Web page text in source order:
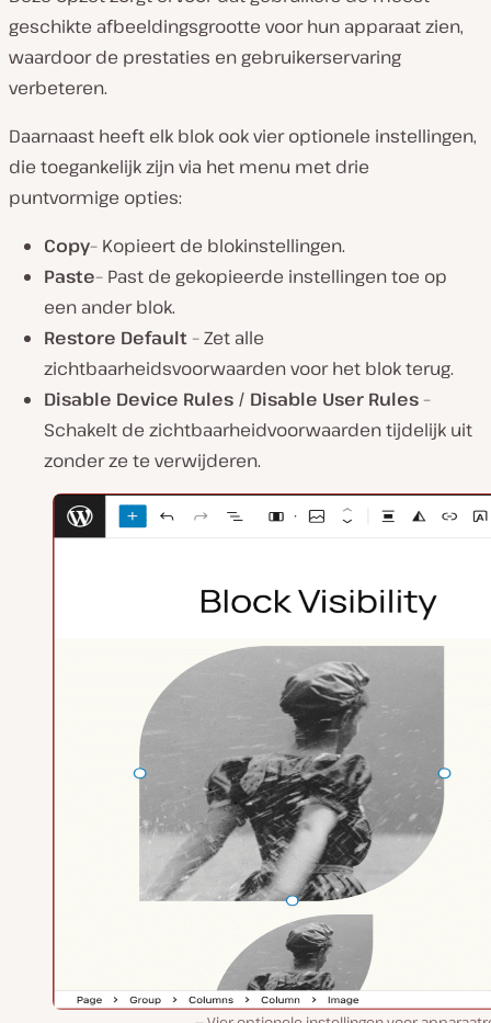
geschikte afbeeldingsgrootte voor hun apparaat zien,
waardoor de prestaties en gebruikerservaring
verbeteren.
Daarnaast heeft elk blok ook vier optionele instellingen,
die toegankelijk zijn via het menu met drie
puntvormige opties:
Copy– Kopieert de blokinstellingen.
Paste– Past de gekopieerde instellingen toe op
een ander blok.
Restore Default– Zet alle
zichtbaarheidsvoorwaarden voor het blok terug.
Disable Device Rules / Disable User Rules–
Schakelt de zichtbaarheidvoorwaarden tijdelijk uit
zonder ze te verwijderen.